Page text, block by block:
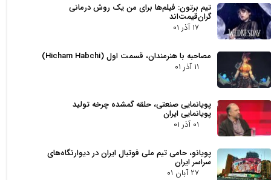
تیم برتون: فیلم‌ها برای من یک روش درمانی
گران‌قیمت‌اند
۱۷ آذر ۰۱
مصاحبه با هنرمندان، قسمت اول (Hicham Habchi)
۱۱ آذر ۰۱
پویانمایی صنعتی، حلقه گمشده چرخه تولید
پویانمایی ایران
۰۱ آذر ۰۱
پویانو، حامی تیم ملی فوتبال ایران در دیوارنگاه‌های
سراسر ایران
۲۷ آبان ۰۱